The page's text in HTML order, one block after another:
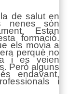
de salut en
són
Estan
formació.
els movia a
perquè no
i es veien
Però alguns
endavant,
i